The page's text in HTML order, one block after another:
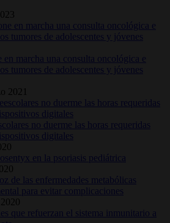
en marcha una consulta oncológica e
tumores de adolescentes y jóvenes
2021
no duerme las horas requeridas
digitales
en la psoriasis pediátrica
de las enfermedades metabólicas
para evitar complicaciones